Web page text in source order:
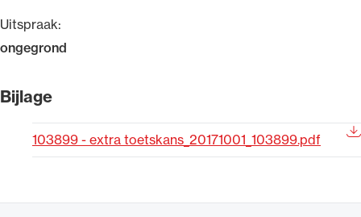
Uitspraak:
ongegrond
Bijlage
103899 - extra toetskans_20171001_103899.pdf